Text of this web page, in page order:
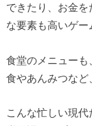
できたり、お金
な要素も高いゲー
食堂のメニュー
食やあんみつなど
こんな忙しい現